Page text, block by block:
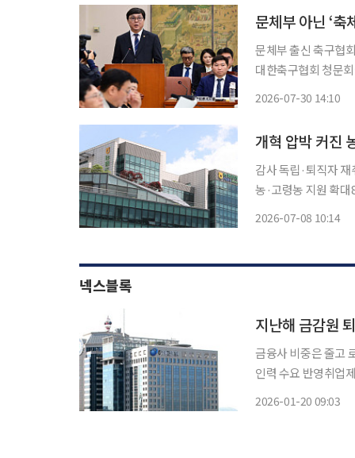
문체부 아닌 ‘축
문체부 출신 축구협회 임원진
대한축구협회 청문
2026-07-30 14:10
개혁 압박 커진
감사 독립·퇴직자
농·고령농 지원 확대
2026-07-08 10:14
넥스블록
지난해 금감원
금융사 비중은 줄고
인력 수요 반영취업제한·불
2026-01-20 09:03